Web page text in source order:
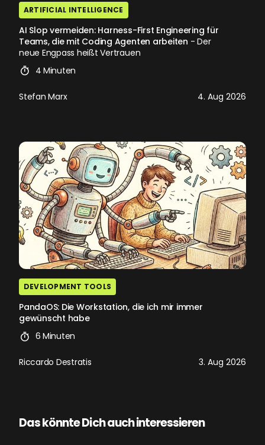
ARTIFICIAL INTELLIGENCE
AI Slop vermeiden: Harness-First Engineering für
Teams, die mit Coding Agenten arbeiten - Der
neue Engpass heißt Vertrauen
4 Minuten
Stefan Marx 4. Aug 2026
DEVELOPMENT TOOLS
PandaOS: Die Workstation, die ich mir immer
gewünscht habe
6 Minuten
Riccardo Destratis 3. Aug 2026
Das könnte Dich auch interessieren